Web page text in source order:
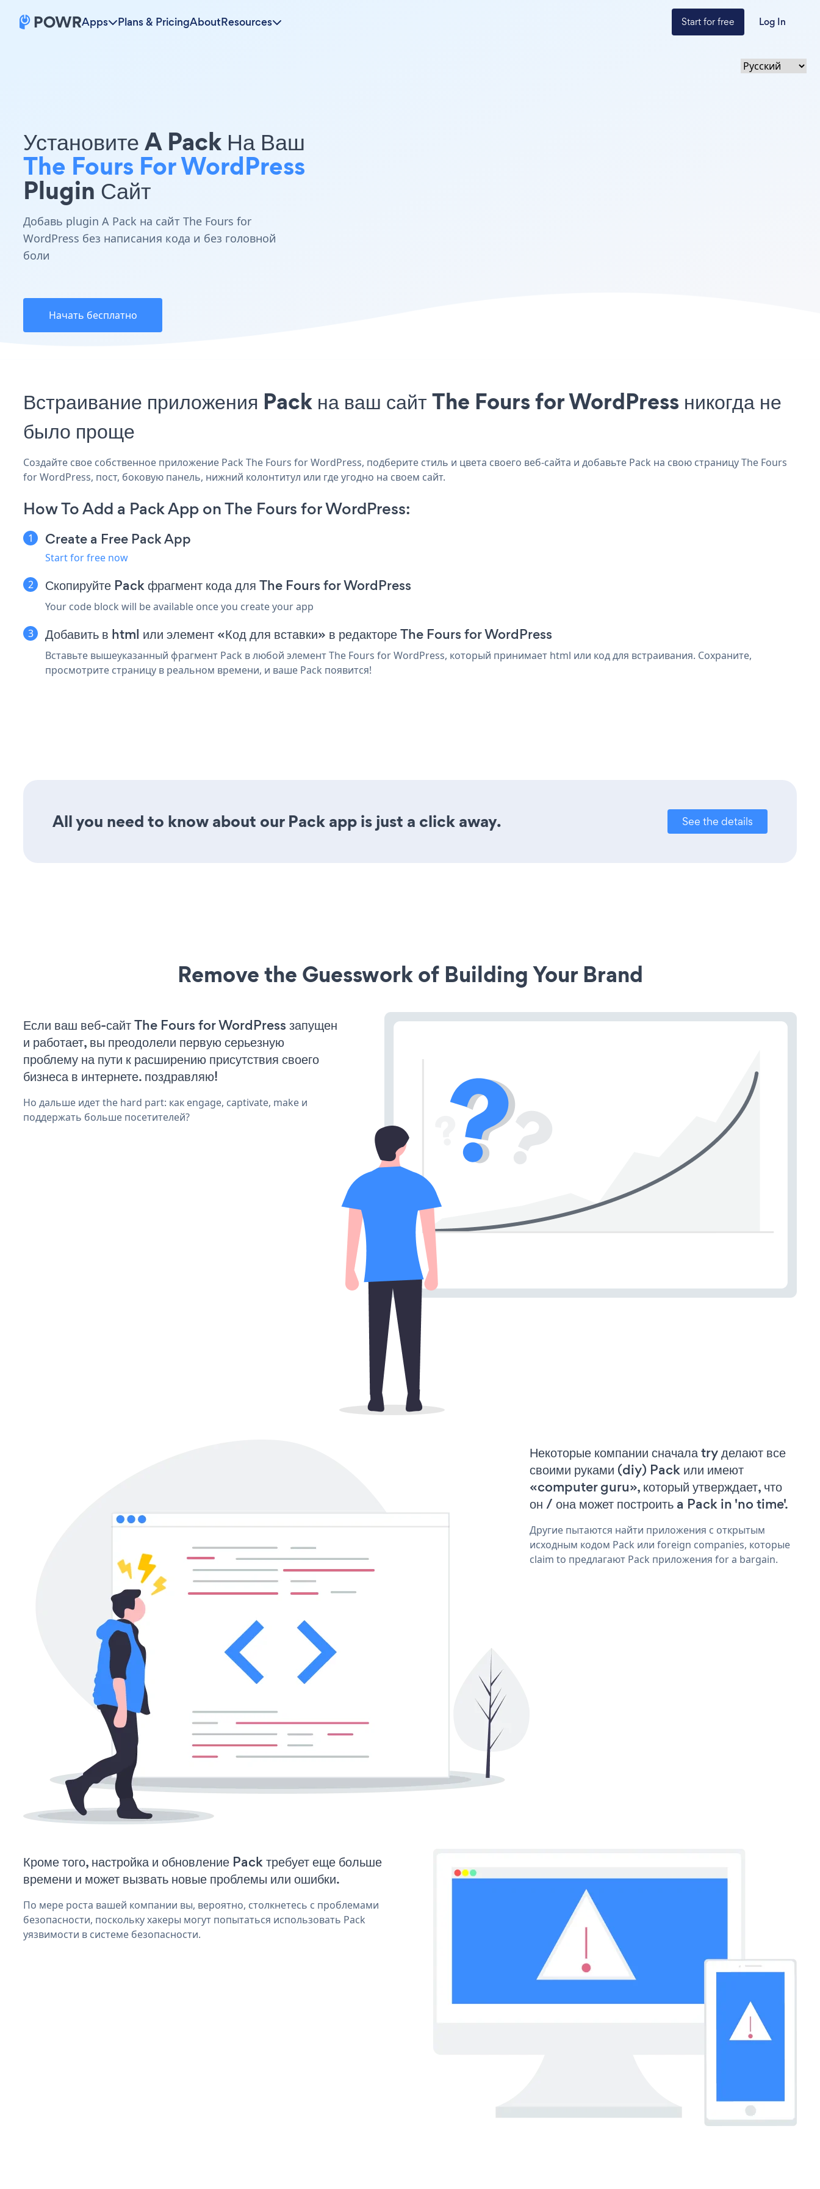
Apps Plans & PricingAboutResources Start for free Log In
Установите A Pack На Ваш
The Fours For WordPress
Plugin Сайт
Добавь plugin A Pack на сайт The Fours for
WordPress без написания кода и без головной
боли
Начать бесплатно
Встраивание приложения Pack на ваш сайт The Fours for WordPress никогда не
было проще
Создайте свое собственное приложение Pack The Fours for WordPress, подберите стиль и цвета своего веб-сайта и добавьте Pack на свою страницу The Fours
for WordPress, пост, боковую панель, нижний колонтитул или где угодно на своем сайт.
How To Add a Pack App on The Fours for WordPress:
Create a Free Pack App
Start for free now
Скопируйте Pack фрагмент кода для The Fours for WordPress
Your code block will be available once you create your app
Добавить в html или элемент «Код для вставки» в редакторе The Fours for WordPress
Вставьте вышеуказанный фрагмент Pack в любой элемент The Fours for WordPress, который принимает html или код для встраивания. Сохраните,
просмотрите страницу в реальном времени, и ваше Pack появится!
All you need to know about our Pack app is just a click away. See the details
Remove the Guesswork of Building Your Brand
Если ваш веб-сайт The Fours for WordPress запущен
и работает, вы преодолели первую серьезную
проблему на пути к расширению присутствия своего
бизнеса в интернете. поздравляю!
Но дальше идет the hard part: как engage, captivate, make и
поддержать больше посетителей?
Некоторые компании сначала try делают все
своими руками (diy) Pack или имеют
«computer guru», который утверждает, что
он / она может построить a Pack in 'no time'.
Другие пытаются найти приложения с открытым
исходным кодом Pack или foreign companies, которые
claim to предлагают Pack приложения for a bargain.
Кроме того, настройка и обновление Pack требует еще больше
времени и может вызвать новые проблемы или ошибки.
По мере роста вашей компании вы, вероятно, столкнетесь с проблемами
безопасности, поскольку хакеры могут попытаться использовать Pack
уязвимости в системе безопасности.